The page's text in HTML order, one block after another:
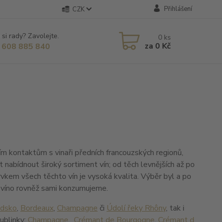
CZK Přihlášení
rady? Zavolejte.
885 840
0 ks
za 0 Kč
kontaktům s vinaři předních francouzských regionů,
široký sortiment vín; od těch levnějších až po
všech těchto vín je vysoká kvalita. Výběr byl a po
rovněž sami konzumujeme.
, Bordeaux, Champagne či Údolí řeky Rhôny, tak i